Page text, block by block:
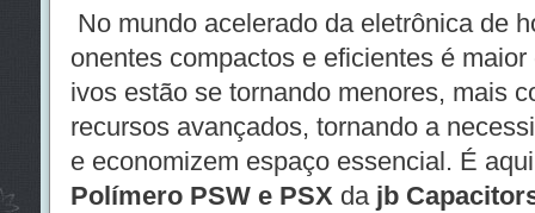
No mundo acelerado da eletrônica de
onentes compactos e eficientes é
ivos estão se tornando menores, mais
recursos avançados, tornando a
e economizem espaço essencial. É
Polímero PSW e PSXda jb